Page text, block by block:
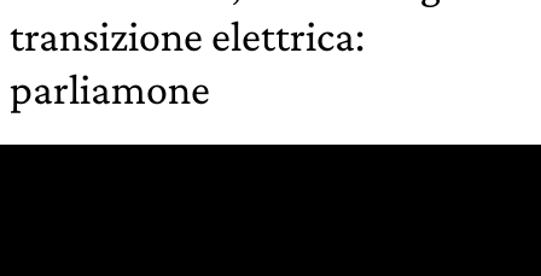
transizione elettrica:
parliamone